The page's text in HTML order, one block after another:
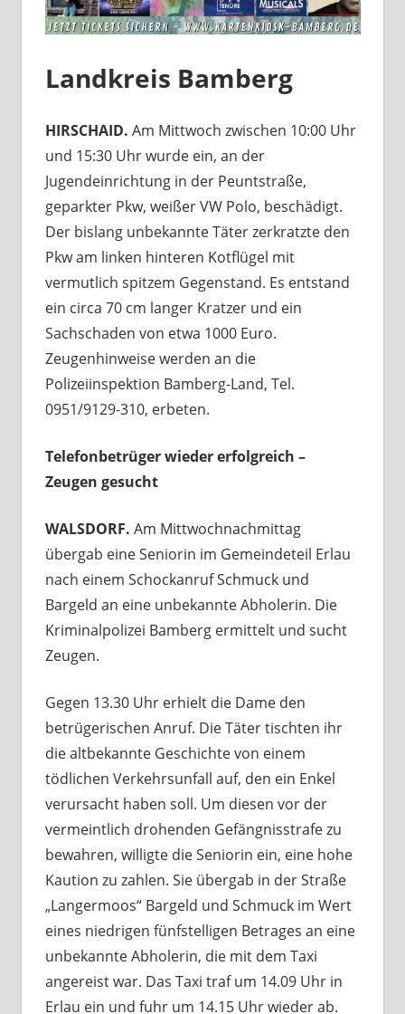
Landkreis Bamberg
HIRSCHAID. Am Mittwoch zwischen 10:00 Uhr
und 15:30 Uhr wurde ein, an der
Jugendeinrichtung in der Peuntstraße,
geparkter Pkw, weißer VW Polo, beschädigt.
Der bislang unbekannte Täter zerkratzte den
Pkw am linken hinteren Kotflügel mit
vermutlich spitzem Gegenstand. Es entstand
ein circa 70 cm langer Kratzer und ein
Sachschaden von etwa 1000 Euro.
Zeugenhinweise werden an die
Polizeiinspektion Bamberg-Land, Tel.
0951/9129-310, erbeten.
Telefonbetrüger wieder erfolgreich –
Zeugen gesucht
WALSDORF. Am Mittwochnachmittag
übergab eine Seniorin im Gemeindeteil Erlau
nach einem Schockanruf Schmuck und
Bargeld an eine unbekannte Abholerin. Die
Kriminalpolizei Bamberg ermittelt und sucht
Zeugen.
Gegen 13.30 Uhr erhielt die Dame den
betrügerischen Anruf. Die Täter tischten ihr
die altbekannte Geschichte von einem
tödlichen Verkehrsunfall auf, den ein Enkel
verursacht haben soll. Um diesen vor der
vermeintlich drohenden Gefängnisstrafe zu
bewahren, willigte die Seniorin ein, eine hohe
Kaution zu zahlen. Sie übergab in der Straße
„Langermoos“ Bargeld und Schmuck im Wert
eines niedrigen fünfstelligen Betrages an eine
unbekannte Abholerin, die mit dem Taxi
angereist war. Das Taxi traf um 14.09 Uhr in
Erlau ein und fuhr um 14.15 Uhr wieder ab.